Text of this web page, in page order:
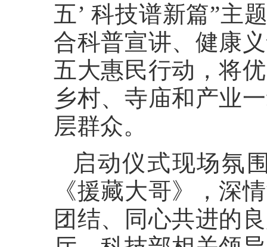
五’ 科技谱新篇”主
合科普宣讲、健康
五大惠民行动，将
乡村、寺庙和产业
层群众。
启动仪式现场氛
《援藏大哥》，深
团结、同心共进的